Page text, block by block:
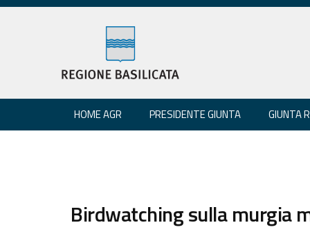
HOME AGR PRESIDENTE GIUNTA GIUNTA
Birdwatching sulla murgia